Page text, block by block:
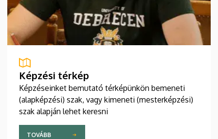
Képzési térkép
Képzéseinket bemutató térképünkön bemeneti
(alapképzési) szak, vagy kimeneti (mesterképzési)
szak alapján lehet keresni
TOVÁBB